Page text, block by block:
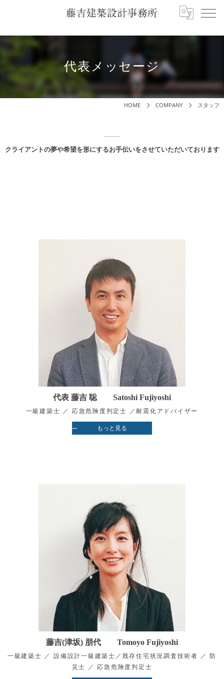
代表メッセージ
HOME COMPANY スタッフ
クライアントの夢や希望を形にするお手伝いをさせていただいております
代表 藤吉 聡 Satoshi Fujiyoshi
一級建築士 ／ 応急危険度判定士 ／耐震化アドバイザー
もっと見る
藤吉(津坂) 朋代 Tomoyo Fujiyoshi
一級建築士 ／ 設備設計一級建築士／既存住宅状況調査技術者 ／ 防
災士 ／ 応急危険度判定士